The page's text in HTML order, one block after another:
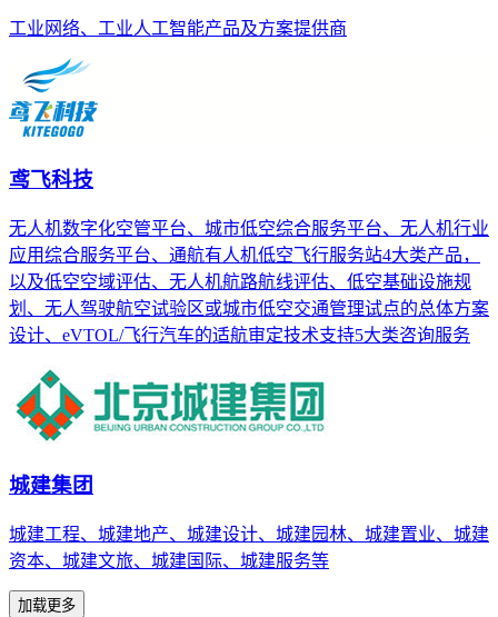
工业网络、工业人工智能产品及方案提供商
鸢飞科技
无人机数字化空管平台、城市低空综合服务平台、无人机行业
应用综合服务平台、通航有人机低空飞行服务站4大类产品，
以及低空空域评估、无人机航路航线评估、低空基础设施规
划、无人驾驶航空试验区或城市低空交通管理试点的总体方案
设计、eVTOL/飞行汽车的适航审定技术支持5大类咨询服务
城建集团
城建工程、城建地产、城建设计、城建园林、城建置业、城建
资本、城建文旅、城建国际、城建服务等
加载更多